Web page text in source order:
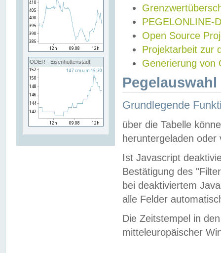
ODER - Eisenhüttenstadt
PEGELONLINE-
Open Source
Projektarbeit zur
Generierung von
Grundlegende
über die Tabelle
heruntergeladen oder
Ist Javascript
Bestätigung des
bei deaktiviertem
alle Felder
Die Zeitstempel in
mitteleuropäischer